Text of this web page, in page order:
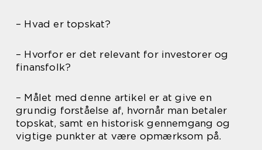
– Hvad er topskat?
– Hvorfor er det relevant for investorer og
finansfolk?
– Målet med denne artikel er at give en
grundig forståelse af, hvornår man betaler
topskat, samt en historisk gennemgang og
vigtige punkter at være opmærksom på.